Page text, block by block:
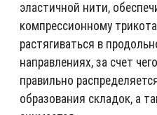
эластичной нити,
компрессионному
растягиваться в
направлениях, за счет
правильно
образования складок, а